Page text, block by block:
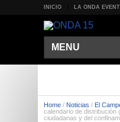
INICIO LA ONDA
MENU
Home / Noticias / El
calendario de distribución
ciudadanas y del